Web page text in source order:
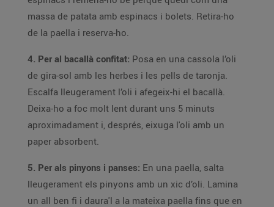
massa de patata amb espinacs i bolets. Retira-ho
de la paella i reserva-ho.
4. Per al bacallà confitat: Posa en una cassola l’oli
de gira-sol amb les herbes i les pells de taronja.
Escalfa lleugerament l’oli i afegeix-hi el bacallà.
Deixa-ho a foc molt lent durant uns 5 minuts
aproximadament i, després, eixuga l'oli amb un
paper absorbent.
5. Per als pinyons i panses: En una paella, salta
lleugerament els pinyons amb un xic d’oli. Lamina
un all ben fi i daura'l a la mateixa paella fins que en